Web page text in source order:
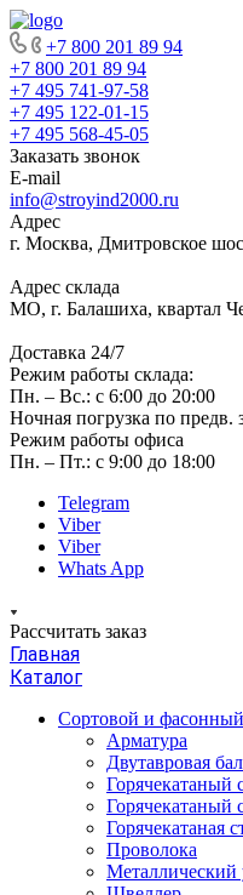
+7 800 201 89 94
+7 800 201 89 94
+7 495 741-97-58
+7 495 122-01-15
+7 495 568-45-05
Заказать звонок
E-mail
info@stroyind2000.ru
Адрес
г. Москва, Дмитровское
Адрес склада
МО, г. Балашиха, квартал
Доставка 24/7
Режим работы склада:
Пн. – Вс.: с 6:00 до 20:00
Ночная погрузка по предв.
Режим работы офиса
Пн. – Пт.: с 9:00 до 18:00
Telegram
Viber
Viber
Whats App
Рассчитать заказ
Главная
Каталог
Сортовой и
Арматура
Двутавровая
Горячекатаный
Горячекатаный
Горячекатаная
Проволока
Металлический